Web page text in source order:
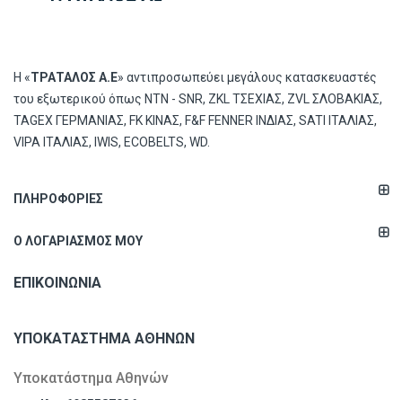
Η «ΤΡΑΤΑΛΟΣ Α.Ε» αντιπροσωπεύει μεγάλους κατασκευαστές
του εξωτερικού όπως ΝΤΝ - SNR, ZKL ΤΣΕΧΙΑΣ, ZVL ΣΛΟΒΑΚΙΑΣ,
TAGEX ΓΕΡΜΑΝΙΑΣ, FK ΚΙΝΑΣ, F&F FENNER ΙΝΔΙΑΣ, SATI ΙΤΑΛΙΑΣ,
VIPA ΙΤΑΛΙΑΣ, IWIS, ECOBELTS, WD.
ΠΛΗΡΟΦΟΡΊΕΣ
Ο ΛΟΓΑΡΙΑΣΜΌΣ ΜΟΥ
ΕΠΙΚΟΙΝΩΝΊΑ
ΥΠΟΚΑΤΆΣΤΗΜΑ ΑΘΗΝΏΝ
Υποκατάστημα Αθηνών